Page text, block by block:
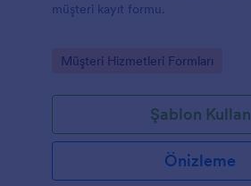
müşteri kayıt formu.
Go to Category:
Müşteri Hizmetleri Formları
Şablon Kullan
Önizleme